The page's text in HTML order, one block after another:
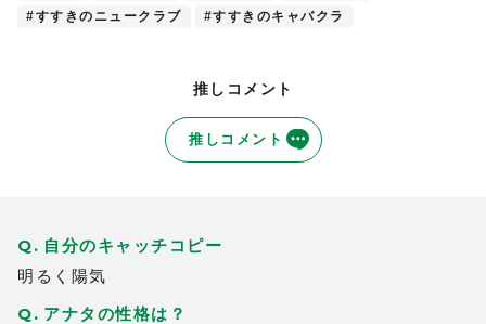
#すすきのニュークラブ
#すすきのキャバクラ
推しコメント
推しコメント
自分のキャッチコピー
明るく陽気
アナタの性格は？